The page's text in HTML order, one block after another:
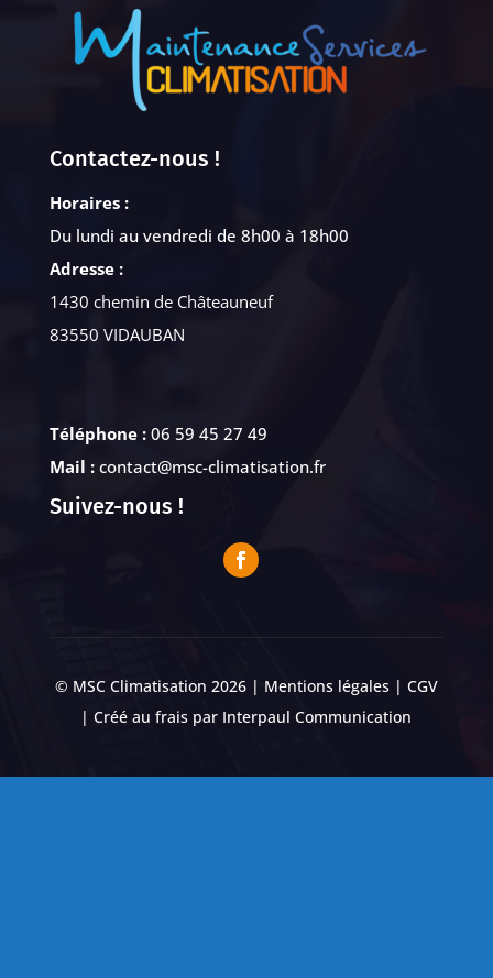
Contactez-nous !
Horaires :
Du lundi au vendredi de 8h00 à 18h00
Adresse :
1430 chemin de Châteauneuf
83550 VIDAUBAN
Téléphone : 06 59 45 27 49
Mail :contact@msc-climatisation.fr
Suivez-nous !
© MSC Climatisation 2026 | Mentions légales| CGV
| Créé au frais par Interpaul Communication